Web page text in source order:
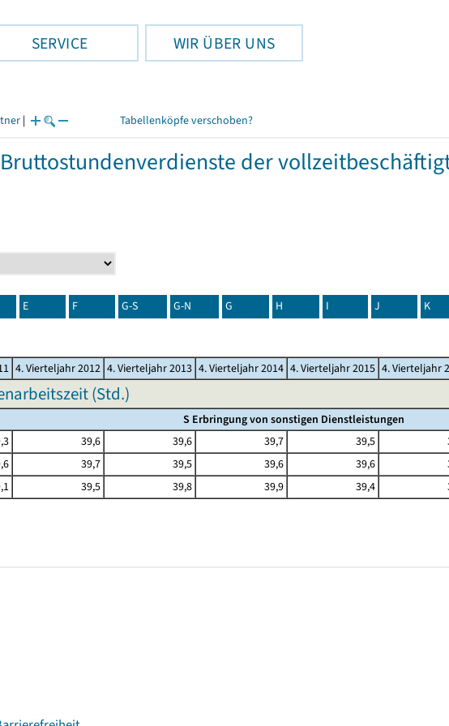
SERVICE WIR ÜBER UNS
| Tabellenköpfe verschoben?
der
E F G-S G-N G H I J K
4. Vierteljahr 2012 4. Vierteljahr 2013 4. Vierteljahr 2014 4. Vierteljahr 2015 4. Vierteljahr
(Std.)
S Erbringung von sonstigen Dienstleistungen
39,6 39,6 39,7 39,5
39,7 39,5 39,6 39,6
39,5 39,8 39,9 39,4